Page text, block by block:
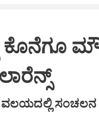
ಕೊನೆಗೂ
ವಲಯದಲ್ಲಿ ಸಂಚಲನ